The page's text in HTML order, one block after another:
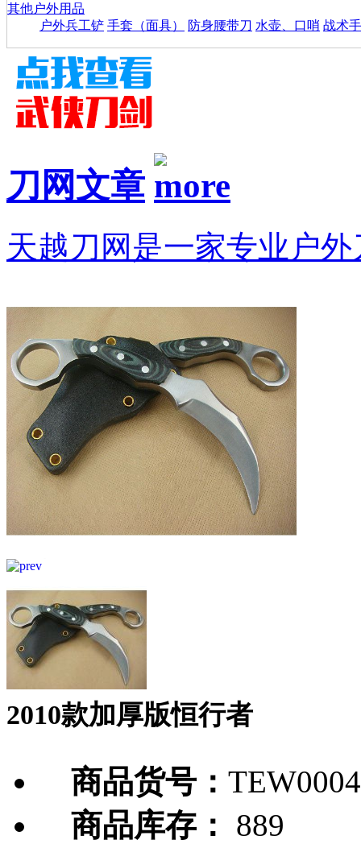
其他户外用品
户外兵工铲 手套（面具） 防身腰带刀 水壶、口哨 战术
刀网文章
天越刀网是一家专业户
2010款加厚版恒行者
商品货号：
商品库存：
889